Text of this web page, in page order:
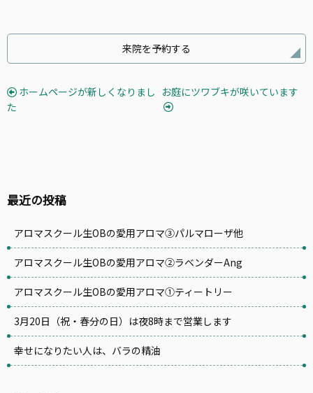
来院を予約する
ホームページが新しくなりまし
た
お庭にツワブキが咲いています
最近の投稿
アロマスクール生OBの愛用アロマ③パルマローザ他
アロマスクール生OBの愛用アロマ②ラベンダーAng
アロマスクール生OBの愛用アロマ①ティートリー
3月20日（祝・春分の日）は夜8時まで営業します
幸せになりたい人は、バラの精油